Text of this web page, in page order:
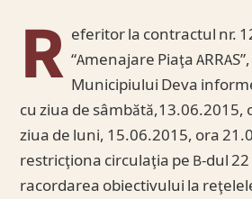
R eferitor la contractul nr.
“Amenajare Piaţa
Municipiului Deva
cu ziua de sâmbătă,13.06.2015,
ziua de luni, 15.06.2015, ora
restricţiona circulaţia pe B-dul
racordarea obiectivului la